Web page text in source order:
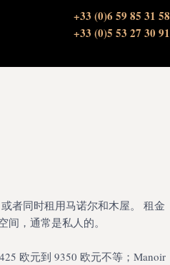
+33 (0)6 59 85 31 58
+33 (0)5 53 27 30 91
者同时租用马诺尔和木屋。 租金
，通常是私人的。
欧元到 9350 欧元不等；Manoir